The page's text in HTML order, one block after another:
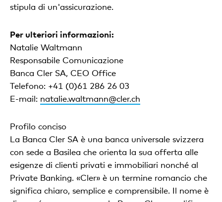
stipula di un'assicurazione.
Per ulteriori informazioni:
Natalie Waltmann
Responsabile Comunicazione
Banca Cler SA, CEO Office
Telefono: +41 (0)61 286 26 03
E-mail: natalie.waltmann@cler.ch
Profilo conciso
La Banca Cler SA è una banca universale svizzera
con sede a Basilea che orienta la sua offerta alle
esigenze di clienti privati e immobiliari nonché al
Private Banking. «Cler» è un termine romancio che
significa chiaro, semplice e comprensibile. Il nome è